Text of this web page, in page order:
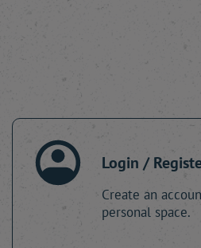
Login /
Create an
personal space.